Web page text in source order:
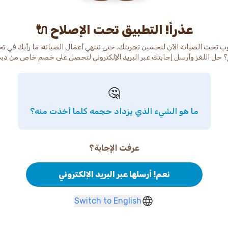
عذراً! التطبيق تحت الإصلاح 🔌
تحت الصيانة الآن لتحسين تجربتك. حتى ننتهي أعمال الصيانة، ما رأيك في
حل اللغز وأرسل إجابتك عبر البريد الإلكتروني لتحصل على خصم خاص من
🤔
ما هو الشيء الذي يزداد حجمه كلما أخذت منه؟
عرفت الإجابة؟
نعم! أرسلها عبر البريد الإلكتروني
Switch to English